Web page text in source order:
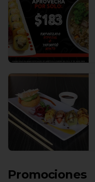
Promociones